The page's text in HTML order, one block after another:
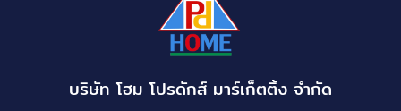
บริษัท โฮม โปรดักส์ มาร์เก็ตติ้ง จำกัด